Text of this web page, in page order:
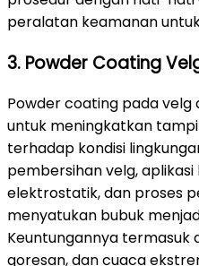
peralatan keamanan
3. Powder Coating
Powder coating pada
untuk meningkatkan
terhadap kondisi
pembersihan velg,
elektrostatik, dan proses
menyatukan bubuk
Keuntungannya termasuk
goresan, dan cuaca